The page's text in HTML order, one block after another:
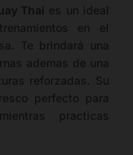
Thai es un ideal
en el
Te brindará una
ademas de una
reforzadas. Su
perfecto para
practicas